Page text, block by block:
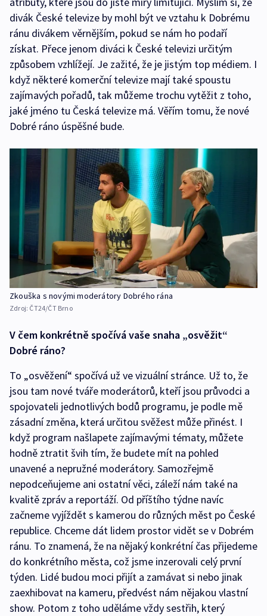
divák České televize by mohl být ve vztahu k Dobrému
ránu divákem věrnějším, pokud se nám ho podaří
získat. Přece jenom diváci k České televizi určitým
způsobem vzhlížejí. Je zažité, že je jistým top médiem. I
když některé komerční televize mají také spoustu
zajímavých pořadů, tak můžeme trochu vytěžit z toho,
jaké jméno tu Česká televize má. Věřím tomu, že nové
Dobré ráno úspěšné bude.
Zkouška s novými moderátory Dobrého rána
Zdroj: ČT24/ČT Brno
V čem konkrétně spočívá vaše snaha „osvěžit“
Dobré ráno?
To „osvěžení“ spočívá už ve vizuální stránce. Už to, že
jsou tam nové tváře moderátorů, kteří jsou průvodci a
spojovateli jednotlivých bodů programu, je podle mě
zásadní změna, která určitou svěžest může přinést. I
když program našlapete zajímavými tématy, můžete
hodně ztratit švih tím, že budete mít na pohled
unavené a nepružné moderátory. Samozřejmě
nepodceňujeme ani ostatní věci, záleží nám také na
kvalitě zpráv a reportáží. Od příštího týdne navíc
začneme vyjíždět s kamerou do různých měst po České
republice. Chceme dát lidem prostor vidět se v Dobrém
ránu. To znamená, že na nějaký konkrétní čas přijedeme
do konkrétního města, což jsme inzerovali celý první
týden. Lidé budou moci přijít a zamávat si nebo jinak
zaexhibovat na kameru, předvést nám nějakou vlastní
show. Potom z toho uděláme vždy sestřih, který